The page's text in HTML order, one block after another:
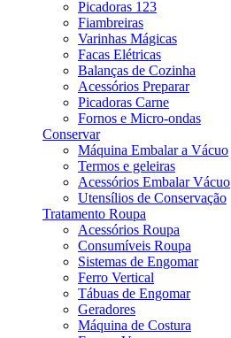
Picadoras 123
Fiambreiras
Varinhas Mágicas
Facas Elétricas
Balanças de Cozinha
Acessórios Preparar
Picadoras Carne
Fornos e Micro-ondas
Conservar
Máquina Embalar a Vácuo
Termos e geleiras
Acessórios Embalar Vácuo
Utensílios de Conservação
Tratamento Roupa
Acessórios Roupa
Consumíveis Roupa
Sistemas de Engomar
Ferro Vertical
Tábuas de Engomar
Geradores
Máquina de Costura